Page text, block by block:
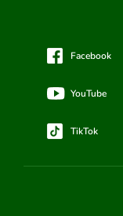
Facebook
YouTube
TikTok